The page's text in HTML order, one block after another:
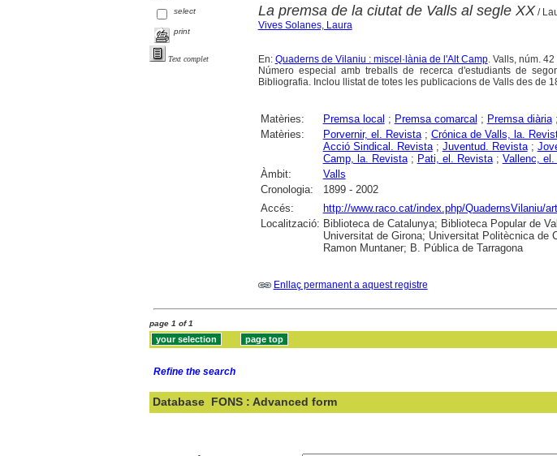
select
print
Text complet
La premsa de la ciutat de Valls al segle XX /
Vives Solanes, Laura
En: Quaderns de Vilaniu : miscel·lània de l'Alt Camp. Valls, núm.
Número especial amb treballs de recerca d'estudiants de
Bibliografia. Inclou llistat de totes les publicacions de Valls des de
Matèries: Premsa local ; Premsa comarcal ; Premsa diària;
Matèries:
Porvernir, el. Revista; Crónica de Valls, la.
Acció Sindical. Revista; Juventud. Revista;
Camp, la. Revista; Pati, el. Revista; Vallenc,
Àmbit:
Valls
Cronologia:
1899 - 2002
Accés:
http://www.raco.cat/index.php/QuadernsVilaniu/
Localització: Biblioteca de Catalunya; Biblioteca Popular de
Universitat de Girona; Universitat Politècnica de
Ramon Muntaner; B. Pública de Tarragona
Enllaç permanent a aquest registre
page 1 of 1
Refine the search
Database FONS : Advanced form